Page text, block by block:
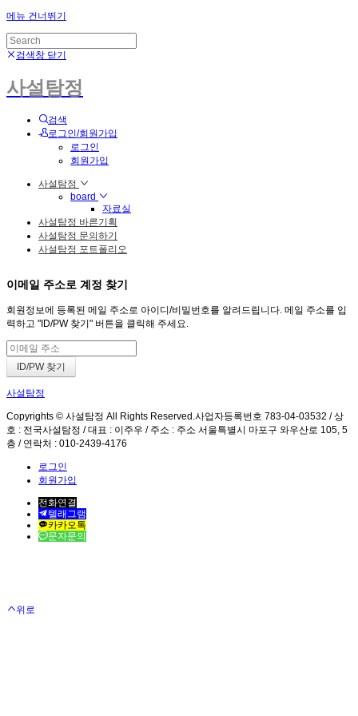
메뉴 건너뛰기
검색창 닫기
사설탐정
검색
로그인/회원가입
로그인
회원가입
사설탐정
board
자료실
사설탐정 바른기획
사설탐정 문의하기
사설탐정 포트폴리오
이메일 주소로 계정 찾기
회원정보에 등록된 메일 주소로 아이디/비밀번호를 알려드립니다. 메일 주소를 입
력하고 "ID/PW 찾기" 버튼을 클릭해 주세요.
사설탐정
Copyrights © 사설탐정 All Rights Reserved.사업자등록번호 783-04-03532 / 상
호 : 전국사설탐정 / 대표 : 이주우 / 주소 : 주소 서울특별시 마포구 와우산로 105, 5
층 / 연락처 : 010-2439-4176
로그인
회원가입
전화연결
텔래그램
카카오톡
문자문의
위로